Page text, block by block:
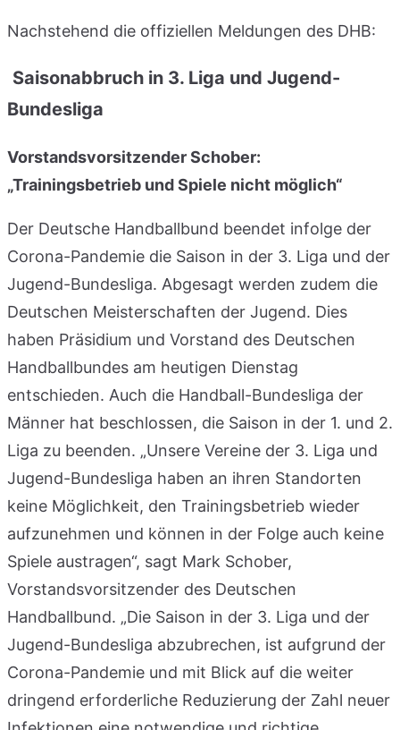
Nachstehend die offiziellen Meldungen des DHB:
Saisonabbruch in 3. Liga und Jugend-
Bundesliga
Vorstandsvorsitzender Schober:
„Trainingsbetrieb und Spiele nicht möglich“
Der Deutsche Handballbund beendet infolge der
Corona-Pandemie die Saison in der 3. Liga und der
Jugend-Bundesliga. Abgesagt werden zudem die
Deutschen Meisterschaften der Jugend. Dies
haben Präsidium und Vorstand des Deutschen
Handballbundes am heutigen Dienstag
entschieden. Auch die Handball-Bundesliga der
Männer hat beschlossen, die Saison in der 1. und 2.
Liga zu beenden. „Unsere Vereine der 3. Liga und
Jugend-Bundesliga haben an ihren Standorten
keine Möglichkeit, den Trainingsbetrieb wieder
aufzunehmen und können in der Folge auch keine
Spiele austragen“, sagt Mark Schober,
Vorstandsvorsitzender des Deutschen
Handballbund. „Die Saison in der 3. Liga und der
Jugend-Bundesliga abzubrechen, ist aufgrund der
Corona-Pandemie und mit Blick auf die weiter
dringend erforderliche Reduzierung der Zahl neuer